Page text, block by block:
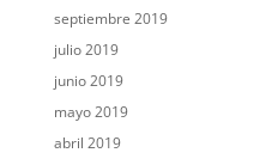
septiembre 2019
julio 2019
junio 2019
mayo 2019
abril 2019